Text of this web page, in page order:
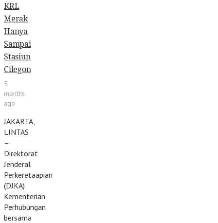
KRL
Merak
Hanya
Sampai
Stasiun
Cilegon
5
months
ago
JAKARTA,
LINTAS
–
Direktorat
Jenderal
Perkeretaapian
(DJKA)
Kementerian
Perhubungan
bersama